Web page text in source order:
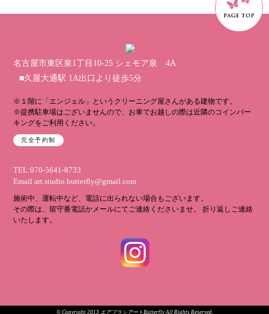
名古屋市東区泉1丁目10-25 シェモア泉 4A
■久屋大通駅 1A出口より徒歩5分
※１階に「エンジェル」というクリーニング屋さんがある建物です。
※提携駐車場はございませんので、お車でお越しの際は近隣のコインパー
キングをご利用ください。
完全予約制
TEL:070-5641-8733
Emailart.studio.butterfly@gmail.com
施術中、運転中など、電話に出られない場合もございます。
その際は、留守番電話かメールにてご連絡くださいませ。 折り返しご連絡
いたします。
© Copyright 2013 エアブラシアートButterfly All Rights Reserved.